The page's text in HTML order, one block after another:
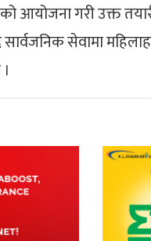
आयोजना गरी उक्त
सार्वजनिक सेवामा